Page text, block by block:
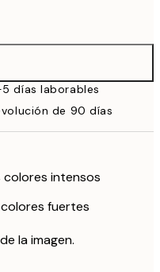
días laborables
de 90 días
intensos
fuertes
la imagen.